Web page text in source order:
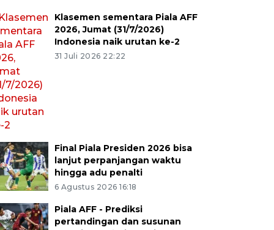
Klasemen sementara Piala AFF
2026, Jumat (31/7/2026)
Indonesia naik urutan ke-2
31 Juli 2026 22:22
Final Piala Presiden 2026 bisa
lanjut perpanjangan waktu
hingga adu penalti
6 Agustus 2026 16:18
Piala AFF - Prediksi
pertandingan dan susunan